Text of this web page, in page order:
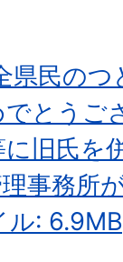
県民の
とうご
旧氏を
事務所
ル: